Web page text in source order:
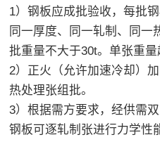
1）钢板应成批验收，每批
同一厚度、同一轧制、同一
批重量不大于30t。单张重量
2）正火（允许加速冷却）
热处理张组批。
3）根据需方要求，经供需
钢板可逐轧制张进行力学性